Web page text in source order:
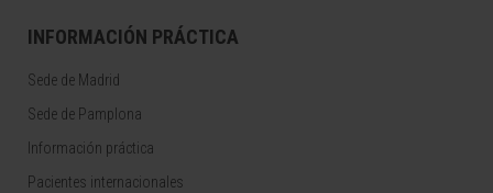
INFORMACIÓN PRÁCTICA
Sede de Madrid
Sede de Pamplona
Información práctica
Pacientes internacionales